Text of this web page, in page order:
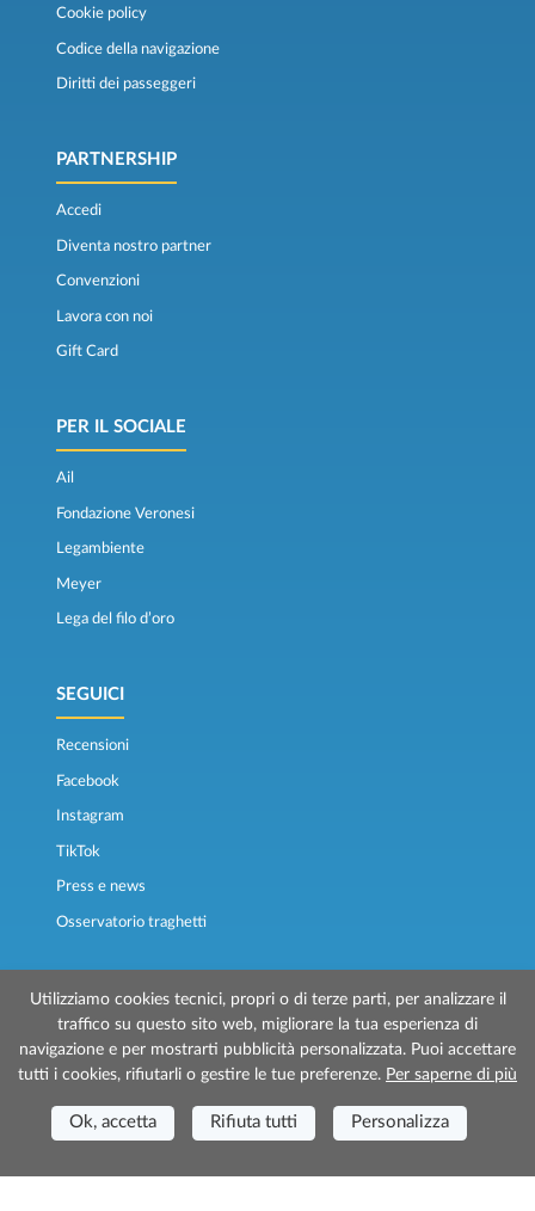
Cookie policy
Codice della navigazione
Diritti dei passeggeri
PARTNERSHIP
Accedi
Diventa nostro partner
Convenzioni
Lavora con noi
Gift Card
PER IL SOCIALE
Ail
Fondazione Veronesi
Legambiente
Meyer
Lega del filo d’oro
SEGUICI
Recensioni
Facebook
Instagram
TikTok
Press e news
Osservatorio traghetti
Sede Legale: Via Bonistallo, 50/B - 50053 Empoli (FI)
Sede Operativa: Via Casa del Duca, 1 - 57037 Portoferraio (LI)
Aut.Amm.Prov. LI n 1819 del 16/01/06 - Fondo Garanzia Viaggi ASSIMUTUA
Utilizziamo cookies tecnici, propri o di terze parti, per analizzare il
traffico su questo sito web, migliorare la tua esperienza di
navigazione e per mostrarti pubblicità personalizzata. Puoi accettare
tutti i cookies, rifiutarli o gestire le tue preferenze. Per saperne di più
Ok, accetta Rifiuta tutti Personalizza